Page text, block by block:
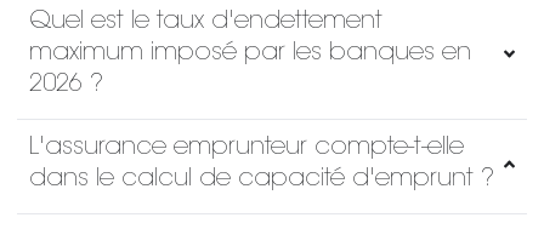
Quel est le taux d'endettement
maximum imposé par les banques en
2026 ?
L'assurance emprunteur compte-t-elle
dans le calcul de capacité d'emprunt ?